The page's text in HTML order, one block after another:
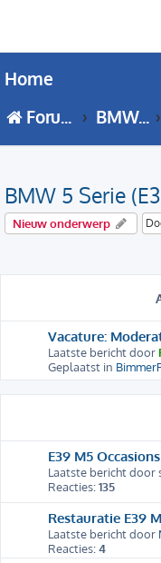
Home
Forumoverzicht
BMW 5 Serie
BMW 5 Serie
Nieuw onderwerp
Vacature:
Laatste bericht door
Geplaatst in
E39 M5 Occasions
Laatste bericht door
Reacties:135
Restauratie E39
Laatste bericht door
Reacties:4